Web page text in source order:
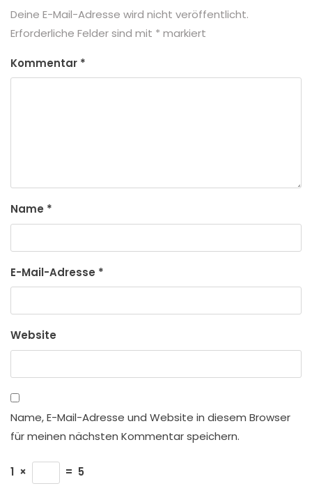
Deine E-Mail-Adresse wird nicht veröffentlicht.
Erforderliche Felder sind mit * markiert
Kommentar *
Name *
E-Mail-Adresse *
Website
Name, E-Mail-Adresse und Website in diesem Browser
für meinen nächsten Kommentar speichern.
1 × = 5